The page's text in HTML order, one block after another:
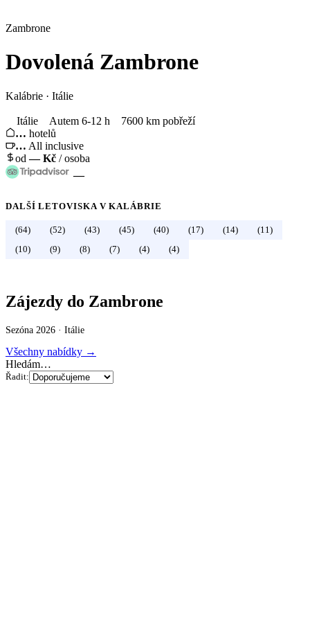
Zambrone
Dovolená Zambrone
Kalábrie · Itálie
Itálie Autem 6-12 h
7600 km pobřeží
… hotelů
… All inclusive
od—Kč / osoba
—
DALŠÍ LETOVISKA VKALÁBRIE
(64) (52) (43) (45) (40) (17) (14)
(11)
(10)
(9) (8) (7) (4) (4)
Zájezdy do Zambrone
Sezóna 2026 · Itálie
Všechny nabídky →
Hledám…
Řadit: